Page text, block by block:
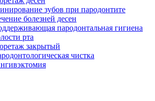
зубов при пародонтите
болезней десен
пародонтальная гигиена
рта
закрытый
чистка